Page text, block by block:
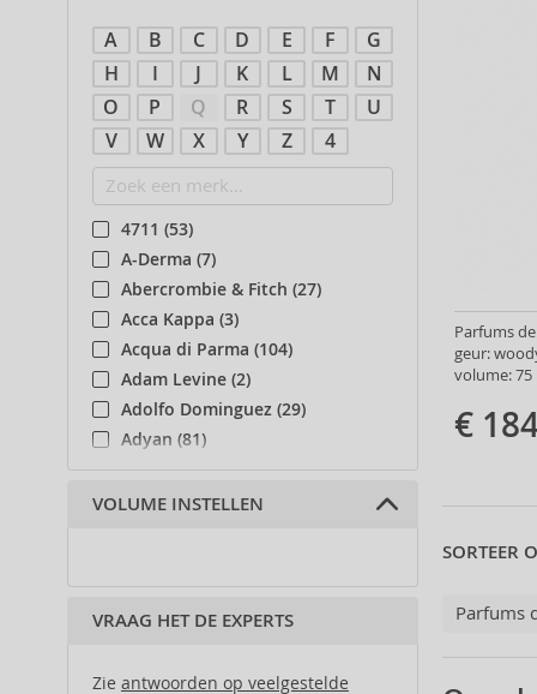
Parfums
geur:
volume: 75
€
SORTEER
Parfums
A B C D E F
G
H
I J K L M
N
O
P Q R S T
U
V
W X Y Z 4
4711 (53)
A-Derma (7)
Abercrombie & Fitch (27)
Acca Kappa (3)
Acqua di Parma (104)
Adam Levine (2)
Adolfo Dominguez (29)
Adyan (81)
Affinage (1)
Afnan (91)
Aigner (42)
Ajmal (88)
Al Wataniah (82)
VOLUME INSTELLEN
VRAAG HET DE EXPERTS
Zie antwoorden op veelgestelde